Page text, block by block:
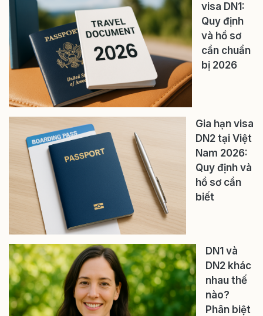
visa DN1:
Quy định
và hồ sơ
cần chuẩn
bị 2026
Gia hạn visa
DN2 tại Việt
Nam 2026:
Quy định và
hồ sơ cần
biết
DN1 và
DN2 khác
nhau thế
nào?
Phân biệt